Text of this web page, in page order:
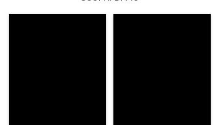
Il tuo video potrebbe essere il primo. Immaginalo...